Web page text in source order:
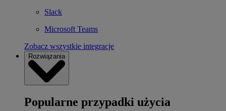
Slack
Microsoft Teams
Zobacz wszystkie integracje
Rozwiązania
Popularne przypadki użycia